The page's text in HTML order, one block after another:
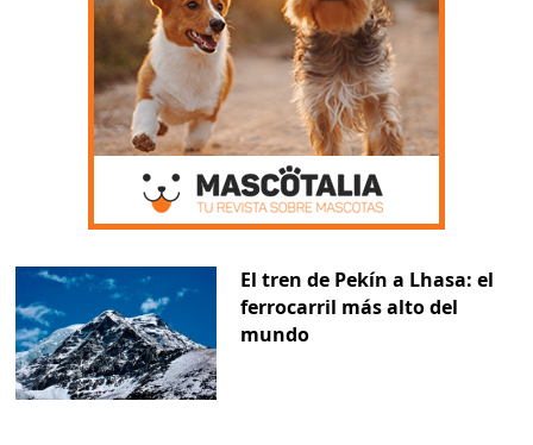
El tren de Pekín a Lhasa: el
ferrocarril más alto del
mundo